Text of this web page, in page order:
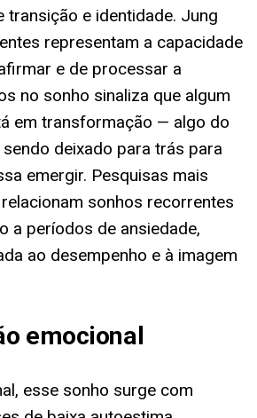
transição e identidade. Jung
representam a capacidade
e de processar a
no sonho sinaliza que algum
em transformação — algo do
deixado para trás para
emergir. Pesquisas mais
sonhos recorrentes
a períodos de ansiedade,
ao desempenho e à imagem
emocional
esse sonho surge com